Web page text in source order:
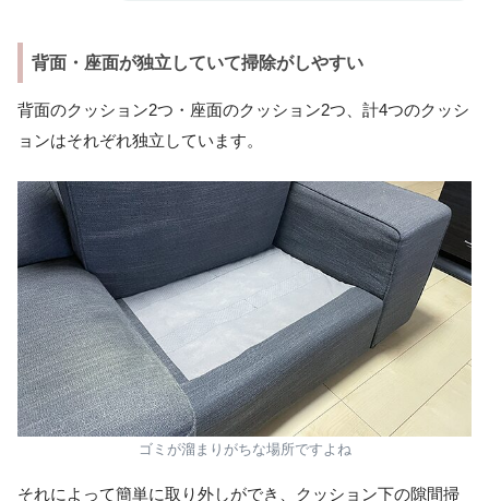
背面・座面が独立していて掃除がしやすい
背面のクッション2つ・座面のクッション2つ、計4つのクッシ
ョンはそれぞれ独立しています。
ゴミが溜まりがちな場所ですよね
それによって簡単に取り外しができ、クッション下の隙間掃